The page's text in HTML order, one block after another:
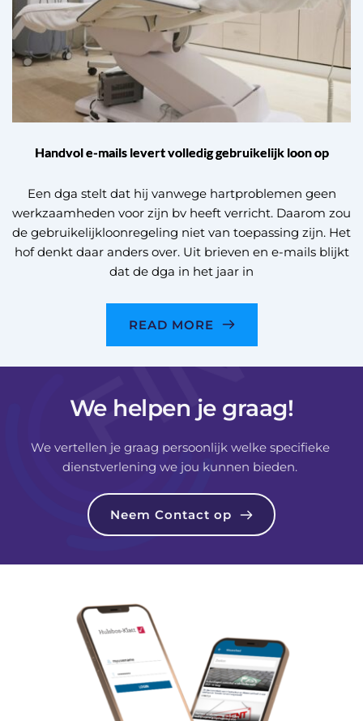
Handvol e-mails levert volledig gebruikelijk loon op
Een dga stelt dat hij vanwege hartproblemen geen
werkzaamheden voor zijn bv heeft verricht. Daarom zou
de gebruikelijkloonregeling niet van toepassing zijn. Het
hof denkt daar anders over. Uit brieven en e-mails blijkt
dat de dga in het jaar in
READ MORE
We helpen je graag!
We vertellen je graag persoonlijk welke specifieke
dienstverlening we jou kunnen bieden.
Neem Contact op